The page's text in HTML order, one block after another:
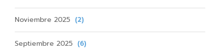
Noviembre 2025 (2)
Septiembre 2025 (6)